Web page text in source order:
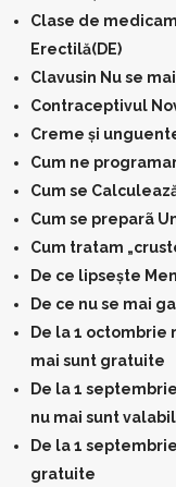
Clase de
Erectilă(DE)
Clavusin Nu se
Contraceptivul
Creme și
Cum ne
Cum se
Cum se preparã
Cum tratam
De ce lipsește
De ce nu se mai
De la 1 octombrie
mai sunt gratuite
De la 1
nu mai sunt
De la 1
gratuite